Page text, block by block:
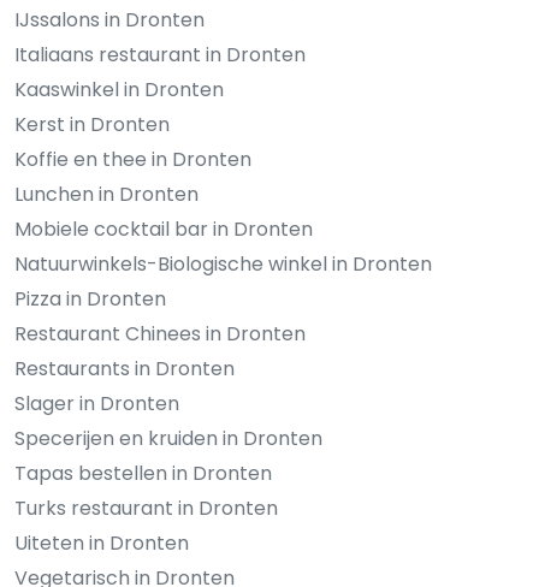
IJssalons in Dronten
Italiaans restaurant in Dronten
Kaaswinkel in Dronten
Kerst in Dronten
Koffie en thee in Dronten
Lunchen in Dronten
Mobiele cocktail bar in Dronten
Natuurwinkels-Biologische winkel in Dronten
Pizza in Dronten
Restaurant Chinees in Dronten
Restaurants in Dronten
Slager in Dronten
Specerijen en kruiden in Dronten
Tapas bestellen in Dronten
Turks restaurant in Dronten
Uiteten in Dronten
Vegetarisch in Dronten